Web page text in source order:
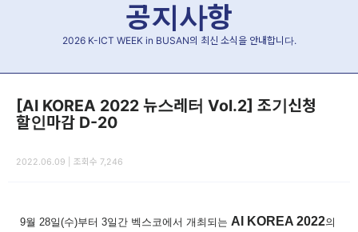
공지사항
2026 K-ICT WEEK in BUSAN의 최신 소식을 안내합니다.
[AI KOREA 2022 뉴스레터 Vol.2] 조기신청
할인마감 D-20
2022.06.09 | 조회수 7,246
9월 28일(수)부터 3일간 벡스코에서 개최되는 AI KOREA 2022의